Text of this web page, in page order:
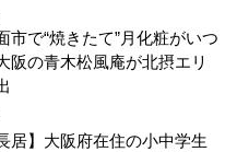
市で“焼きたて”月化粧がいつ
阪の青木松風庵が北摂エリ
居】大阪府在住の小中学生